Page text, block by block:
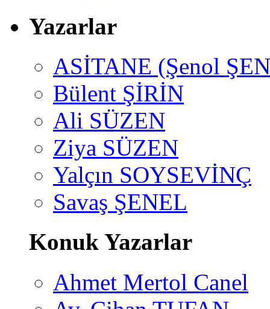
Yazarlar
ASİTANE (Şenol
Bülent ŞİRİN
Ali SÜZEN
Ziya SÜZEN
Yalçın SOYSEVİNÇ
Savaş ŞENEL
Konuk Yazarlar
Ahmet Mertol Canel